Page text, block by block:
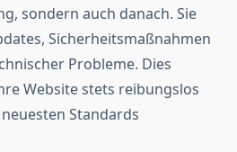
sondern auch danach. Sie
Sicherheitsmaßnahmen
Probleme. Dies
Website stets reibungslos
Standards